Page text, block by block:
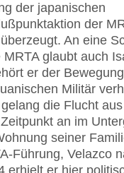
der japanischen
der
An eine
glaubt auch
er der
Militär
die Flucht
an im
seiner
Führung, Velazco
erhielt er hier